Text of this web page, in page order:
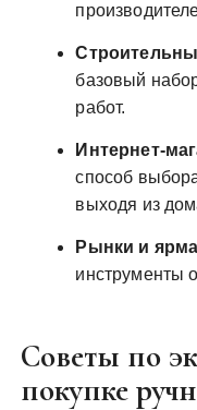
базовый
работ.
Интернет-
способ
выходя из
Рынки и
инструменты
Советы по
покупке